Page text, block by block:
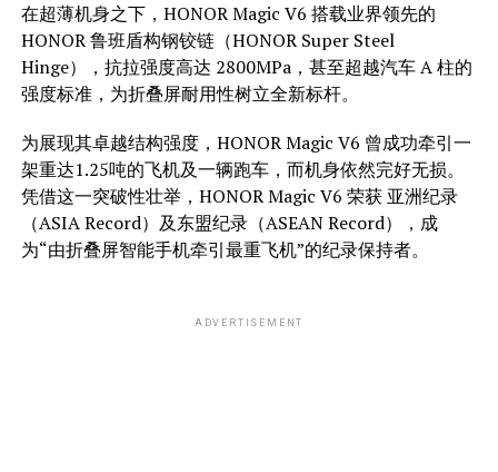
在超薄机身之下，HONOR Magic V6 搭载业界领先的
HONOR 鲁班盾构钢铰链（HONOR Super Steel
Hinge），抗拉强度高达 2800MPa，甚至超越汽车 A 柱的
强度标准，为折叠屏耐用性树立全新标杆。
为展现其卓越结构强度，HONOR Magic V6 曾成功牵引一
架重达1.25吨的飞机及一辆跑车，而机身依然完好无损。
凭借这一突破性壮举，HONOR Magic V6 荣获 亚洲纪录
（ASIA Record）及东盟纪录（ASEAN Record），成
为“由折叠屏智能手机牵引最重飞机”的纪录保持者。
ADVERTISEMENT